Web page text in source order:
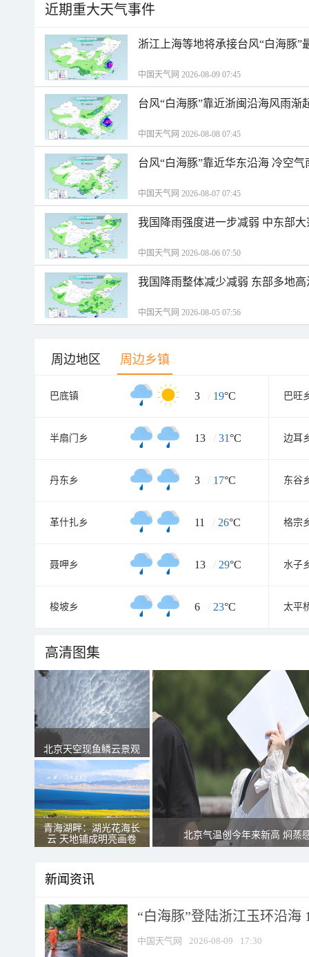
近期重大天气事件
浙江上海等地将承接台风“白海豚”
中国天气网 2026-08-09 07:45
台风“白海豚”靠近浙闽沿海风雨渐
中国天气网 2026-08-08 07:45
台风“白海豚”靠近华东沿海 冷空
中国天气网 2026-08-07 07:45
我国降雨强度进一步减弱 中东部
中国天气网 2026-08-06 07:50
我国降雨整体减少减弱 东部多地
中国天气网 2026-08-05 07:56
周边地区 周边乡镇
巴底镇 3 / 19°C 巴旺
半扇门乡 13 / 31°C 边耳
丹东乡 3 / 17°C 东谷
革什扎乡 11 / 26°C 格宗
聂呷乡 13 / 29°C 水子
梭坡乡 6 / 23°C 太平
高清图集
北京天空现鱼鳞云景观
青海湖畔：湖光花海长
云 天地铺成明亮画卷
北京气温创今年来新高 焖蒸
新闻资讯
“白海豚”登陆浙江玉环沿海
中国天气网 2026-08-09 17:30